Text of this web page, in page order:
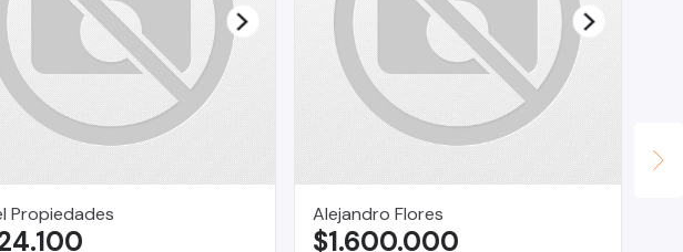
Propiedades Alejandro Flores
$1.600.000